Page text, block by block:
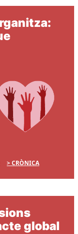
CRÒNICA
global